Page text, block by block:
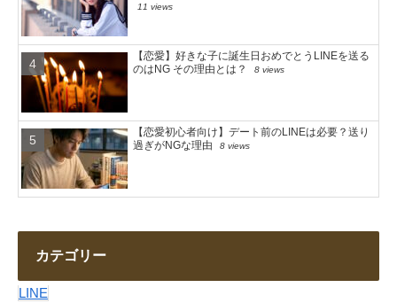
11 views
【恋愛】好きな子に誕生日おめでとうLINEを送る
のはNG その理由とは？
8 views
【恋愛初心者向け】デート前のLINEは必要？送り
過ぎがNGな理由
8 views
カテゴリー
LINE